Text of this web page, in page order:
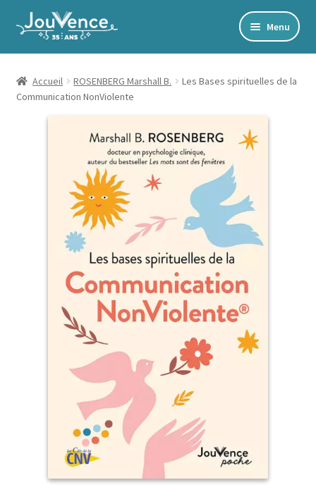
Aller
à
la
Aller
au
contenu
Menu
Accueil
Mon Compte
Accords toltèques
Communication NonViolente
Livres numériques et audios
Catalogue
Développement personnel
Alimentation | Forme | Santé
Médecine douces
Accueil ROSENBERG Marshall B.
Les Bases spirituelles de la
Communication NonViolente